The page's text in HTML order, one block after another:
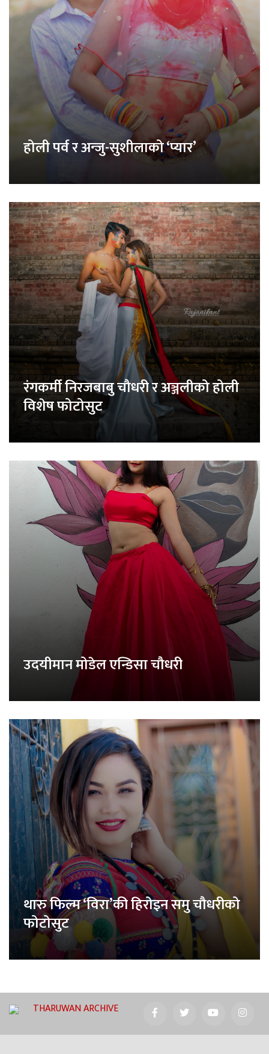
होली पर्व र अन्जु-सुशीलाको ‘प्यार’
रंगकर्मी निरजबाबु चौधरी र अञ्जलीको होली
विशेष फोटोसुट
उदयीमान मोडेल एन्डिसा चौधरी
थारु फिल्म ‘विरा’की हिरोइन समु चौधरीको
फोटोसुट
THARUWAN ARCHIVE